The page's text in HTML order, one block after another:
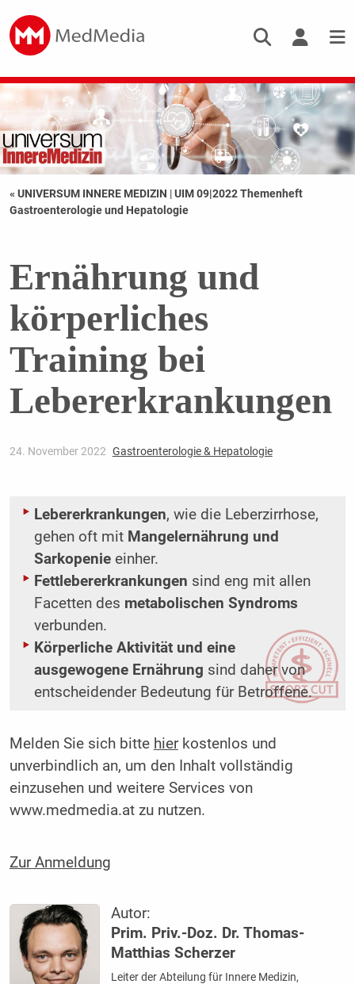
« UNIVERSUM INNERE MEDIZIN |UIM 09|2022 Themenheft
Gastroenterologie und Hepatologie
Ernährung und
körperliches
Training bei
Lebererkrankungen
24. November 2022 Gastroenterologie & Hepatologie
Lebererkrankungen, wie die Leberzirrhose,
gehen oft mit Mangelernährung und
Sarkopenieeinher.
Fettlebererkrankungen sind eng mit allen
Facetten des metabolischen Syndroms
verbunden.
Körperliche Aktivität und eine
ausgewogene Ernährung sind daher von
entscheidender Bedeutung für Betroffene.
Melden Sie sich bitte hierkostenlos und
unverbindlich an, um den Inhalt vollständig
einzusehen und weitere Services von
www.medmedia.at zu nutzen.
Zur Anmeldung
Autor:
Prim. Priv.-Doz. Dr. Thomas-
Matthias Scherzer
Leiter der Abteilung für Innere Medizin,